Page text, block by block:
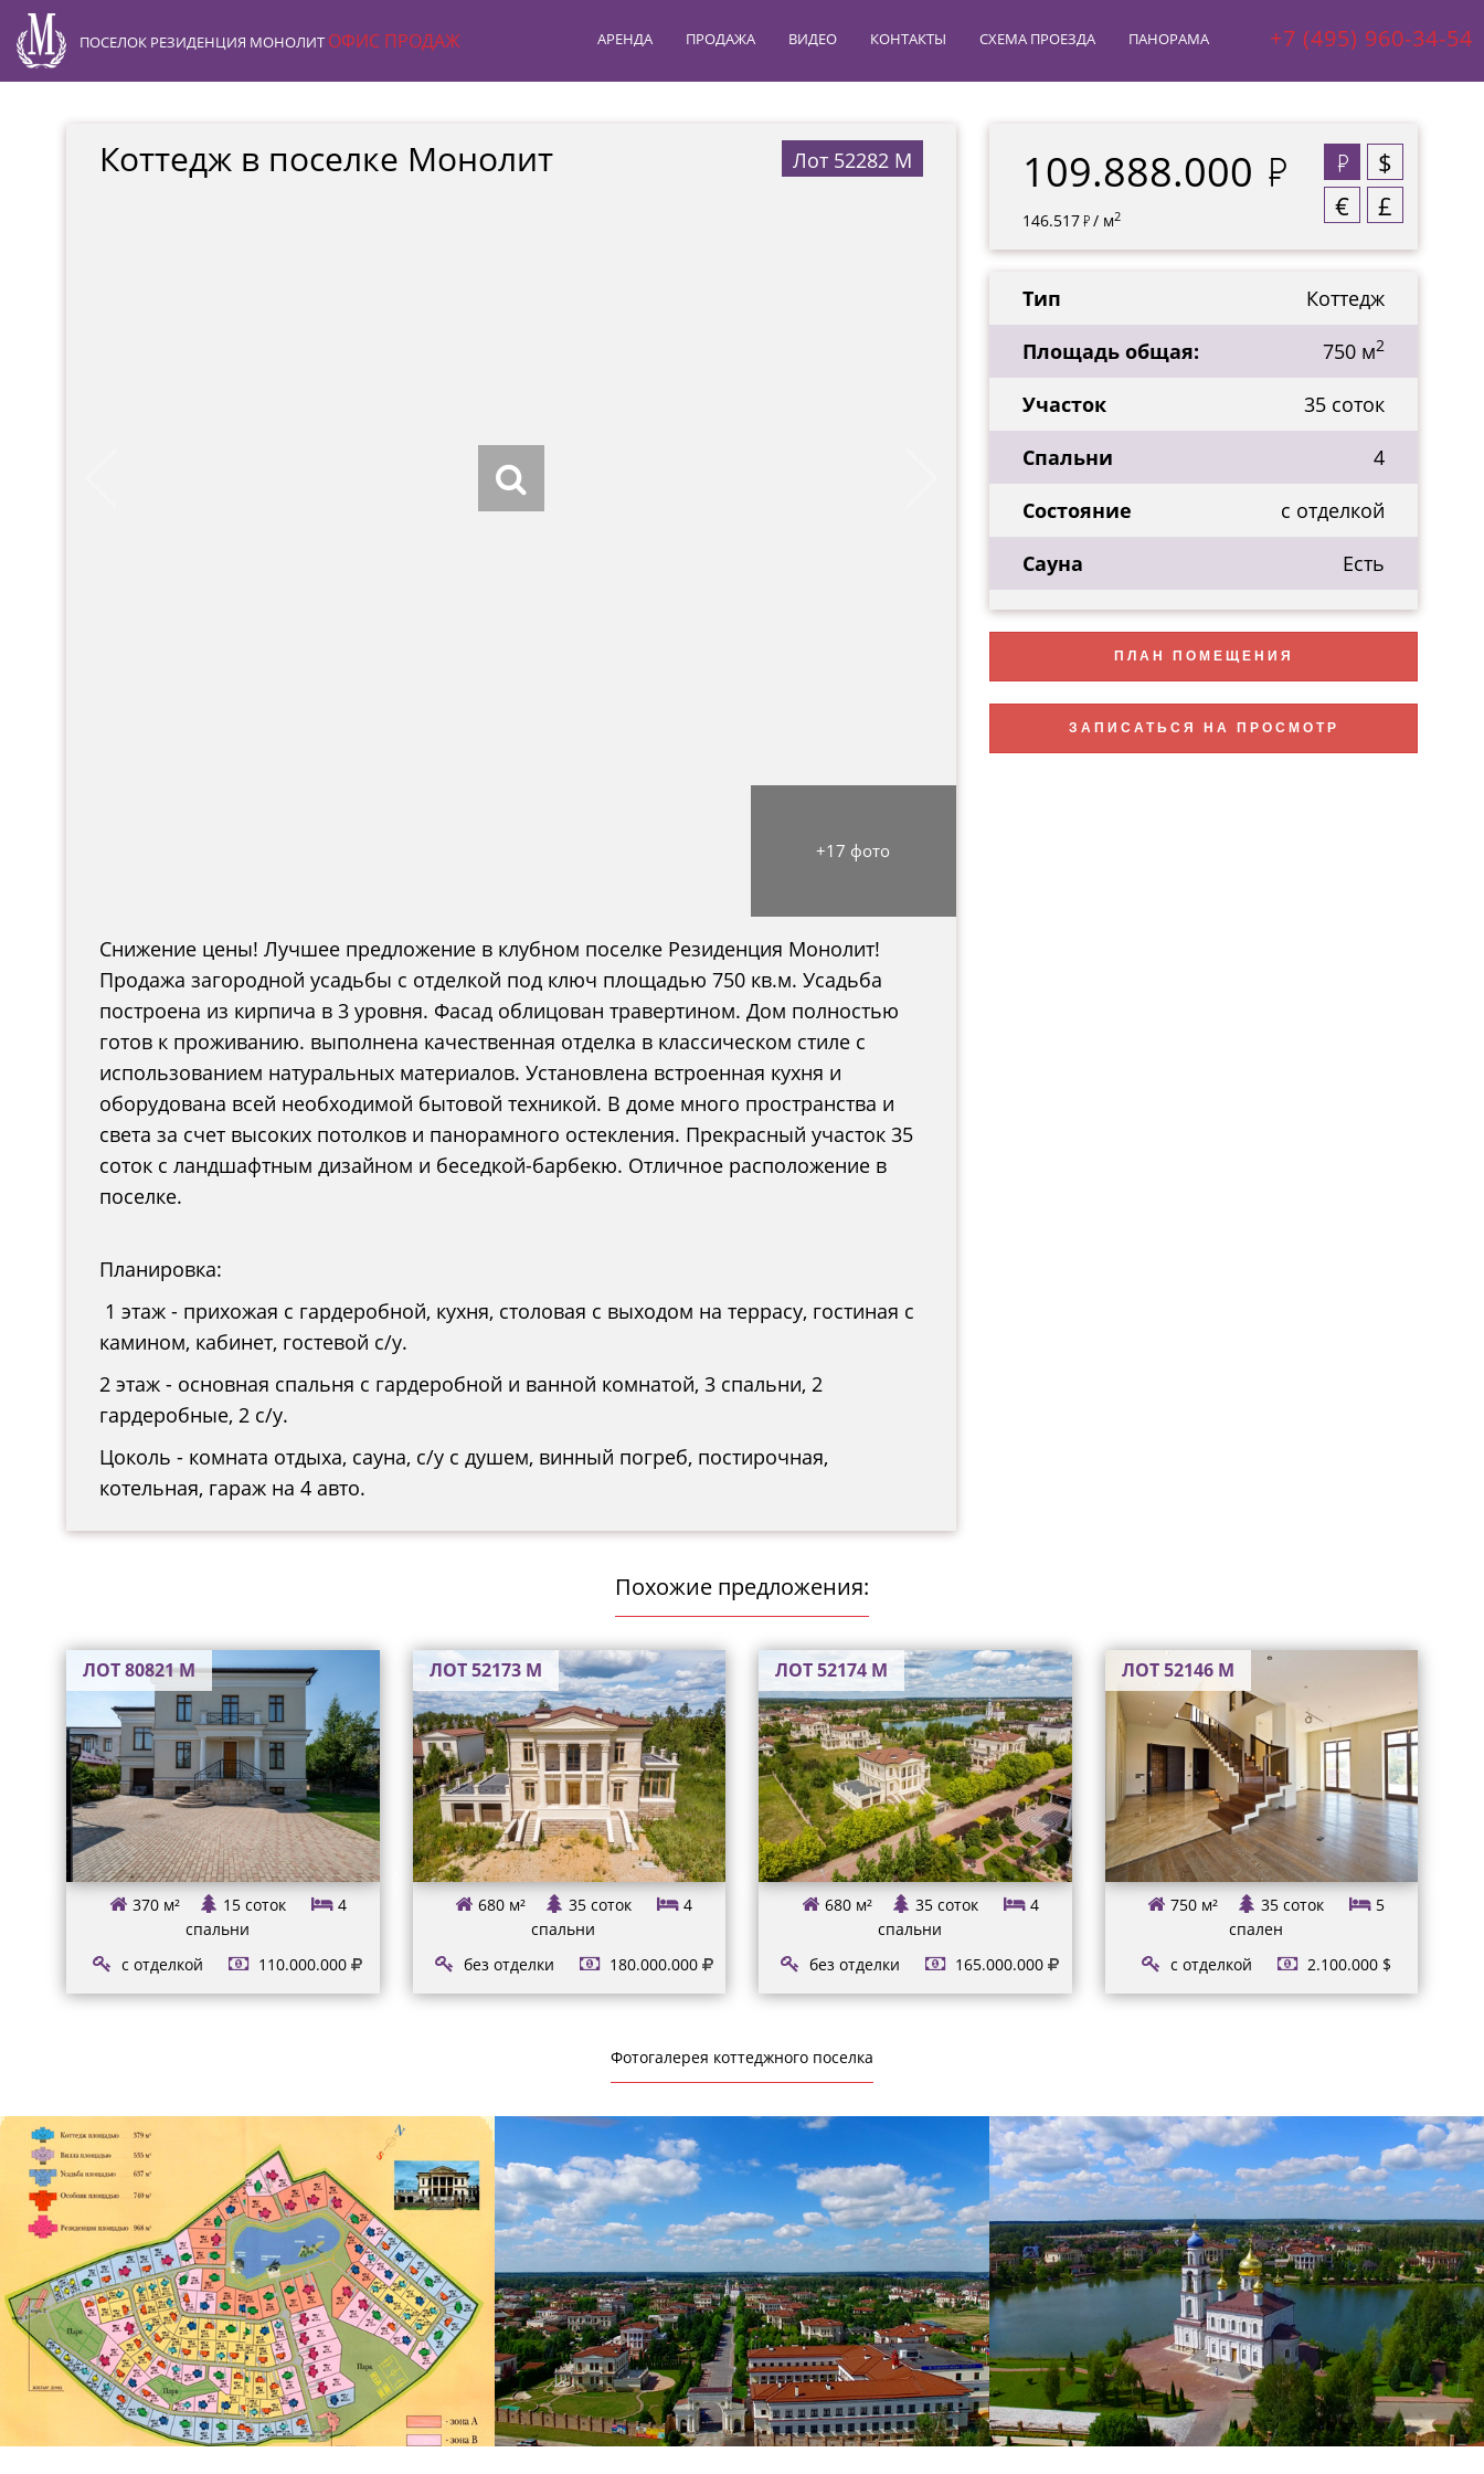
ПОСЕЛОК РЕЗИДЕНЦИЯ МОНОЛИТ ОФИС ПРОДАЖ +7 (495) 960-34-54
АРЕНДА ПРОДАЖА ВИДЕО КОНТАКТЫ СХЕМА ПРОЕЗДА ПАНОРАМА
Лот 52282 М
Коттедж в поселке Монолит
+17 фото
Снижение цены! Лучшее предложение в клубном поселке Резиденция Монолит!
Продажа загородной усадьбы с отделкой под ключ площадью 750 кв.м. Усадьба
построена из кирпича в 3 уровня. Фасад облицован травертином. Дом полностью
готов к проживанию. выполнена качественная отделка в классическом стиле с
использованием натуральных материалов. Установлена встроенная кухня и
оборудована всей необходимой бытовой техникой. В доме много пространства и
света за счет высоких потолков и панорамного остекления. Прекрасный участок 35
соток с ландшафтным дизайном и беседкой-барбекю. Отличное расположение в
поселке.
Планировка:
1 этаж - прихожая с гардеробной, кухня, столовая с выходом на террасу, гостиная с
камином, кабинет, гостевой с/у.
2 этаж - основная спальня с гардеробной и ванной комнатой, 3 спальни, 2
гардеробные, 2 с/у.
Цоколь - комната отдыха, сауна, с/у с душем, винный погреб, постирочная,
котельная, гараж на 4 авто.
$
£
€
109.888.000
146.517 / м2
Тип
Коттедж
Площадь общая:
750 м2
Участок
35 соток
Спальни
4
Состояние
с отделкой
Сауна
Есть
ПЛАН ПОМЕЩЕНИЯ
ЗАПИСАТЬСЯ НА ПРОСМОТР
Похожие предложения:
ЛОТ 80821 М
370 м² 15 соток
4
спальни
с отделкой
110.000.000
ЛОТ 52173 М
680 м² 35 соток
4
спальни
без отделки
180.000.000
ЛОТ 52174 М
680 м² 35 соток
4
спальни
без отделки
165.000.000
ЛОТ 52146 М
750 м² 35 соток
5
спален
с отделкой
2.100.000 $
Фотогалерея коттеджного поселка